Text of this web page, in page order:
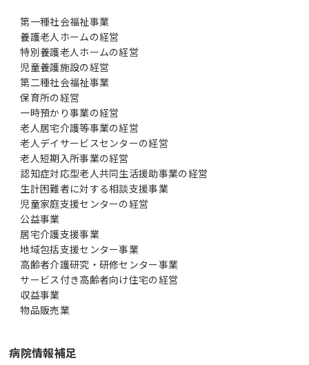
第一種社会福祉事業
養護老人ホームの経営
特別養護老人ホームの経営
児童養護施設の経営
第二種社会福祉事業
保育所の経営
一時預かり事業の経営
老人居宅介護等事業の経営
老人デイサービスセンターの経営
老人短期入所事業の経営
認知症対応型老人共同生活援助事業の経営
生計困難者に対する相談支援事業
児童家庭支援センターの経営
公益事業
居宅介護支援事業
地域包括支援センター事業
高齢者介護研究・研修センター事業
サービス付き高齢者向け住宅の経営
収益事業
物品販売業
病院情報補足